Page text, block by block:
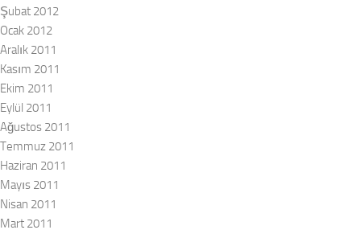
Şubat 2012
Ocak 2012
Aralık 2011
Kasım 2011
Ekim 2011
Eylül 2011
Ağustos 2011
Temmuz 2011
Haziran 2011
Mayıs 2011
Nisan 2011
Mart 2011